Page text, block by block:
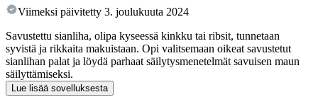
Viimeksi päivitetty 3. joulukuuta 2024
Savustettu sianliha, olipa kyseessä kinkku tai ribsit, tunnetaan
syvistä ja rikkaita makuistaan. Opi valitsemaan oikeat savustetut
sianlihan palat ja löydä parhaat säilytysmenetelmät savuisen maun
säilyttämiseksi.
Lue lisää sovelluksesta